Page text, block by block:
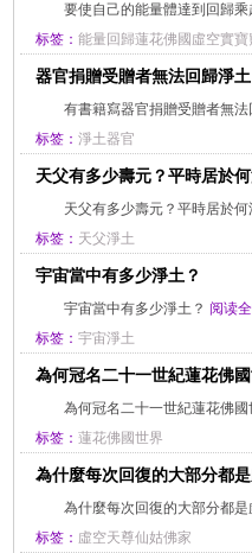
要使自己的能量體達到回歸
标签： 能量回歸蓮花佛國虛空實
器官捐贈受贈者無法回歸淨土
有書籍寫器官捐贈受贈者無
标签： 淨土器官
天父有多少壽元？平時居於何
天父有多少壽元？平時居於何
标签： 天父淨土
宇宙當中有多少淨土？
宇宙當中有多少淨土？ 阅读
标签： 宇宙淨土
為何冠名二十一世紀蓮花佛
為何冠名二十一世紀蓮花佛
标签： 蓮花佛國世界
為什麼每次回復的大部分都
為什麼每次回復的大部分都
标签： 虛空天尊仙姑佛家